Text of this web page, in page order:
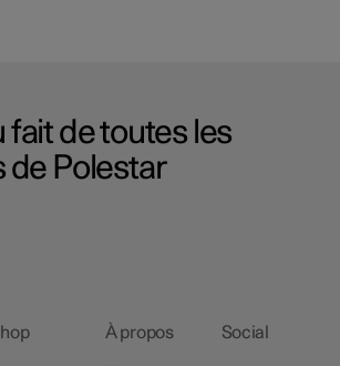
fait de toutes les
de Polestar
À propos Social